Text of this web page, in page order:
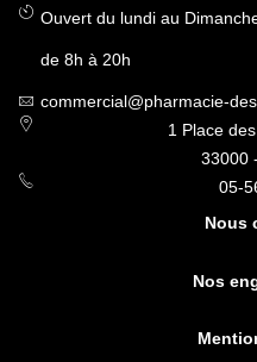
Ouvert du lundi au
de 8h à 20h
commercial@pharmacie-
1 Place
33000
05-
Nous
Nos